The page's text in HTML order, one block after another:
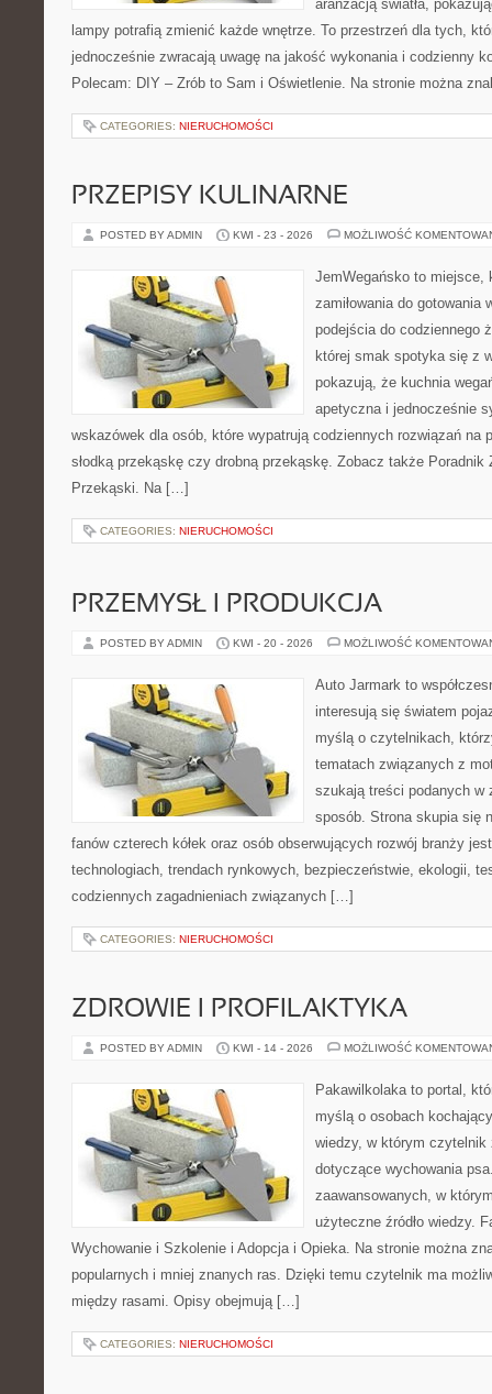
aranżacją światła,
lampy potrafią zmienić każde wnętrze. To przestrzeń dla tych,
jednocześnie zwracają uwagę na jakość wykonania i codzienny
Polecam: DIY – Zrób to Sam i Oświetlenie. Na stronie można
CATEGORIES: NIERUCHOMOŚCI
PRZEPISY KULINARNE
POSTED BY ADMIN KWI - 23 - 2026 MOŻLIWOŚĆ
JemWegańsko to miejsce,
zamiłowania do gotowania
podejścia do codziennego
której smak spotyka się z
pokazują, że kuchnia
apetyczna i jednocześnie
wskazówek dla osób, które wypatrują codziennych rozwiązań na
słodką przekąskę czy drobną przekąskę. Zobacz także Poradnik
Przekąski. Na […]
CATEGORIES: NIERUCHOMOŚCI
PRZEMYSŁ I PRODUKCJA
POSTED BY ADMIN KWI - 20 - 2026 MOŻLIWOŚĆ
Auto Jarmark to
interesują się światem
myślą o czytelnikach,
tematach związanych z
szukają treści podanych w
sposób. Strona skupia się
fanów czterech kółek oraz osób obserwujących rozwój branży
technologiach, trendach rynkowych, bezpieczeństwie, ekologii,
codziennych zagadnieniach związanych […]
CATEGORIES: NIERUCHOMOŚCI
ZDROWIE I PROFILAKTYKA
POSTED BY ADMIN KWI - 14 - 2026 MOŻLIWOŚĆ
Pakawilkolaka to portal,
myślą o osobach
wiedzy, w którym czytelnik
dotyczące wychowania
zaawansowanych, w
użyteczne źródło wiedzy.
Wychowanie i Szkolenie i Adopcja i Opieka. Na stronie można
popularnych i mniej znanych ras. Dzięki temu czytelnik ma
między rasami. Opisy obejmują […]
CATEGORIES: NIERUCHOMOŚCI